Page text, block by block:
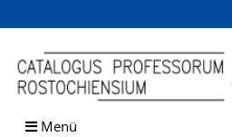
Browsen
direkt zum Inhalt
Menü